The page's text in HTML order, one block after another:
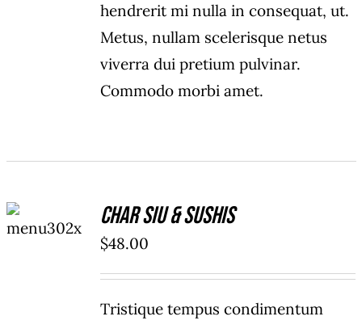
hendrerit mi nulla in consequat, ut.
Metus, nullam scelerisque netus
viverra dui pretium pulvinar.
Commodo morbi amet.
CART
/
Char Siu & Sushis
$48.00
Tristique tempus condimentum